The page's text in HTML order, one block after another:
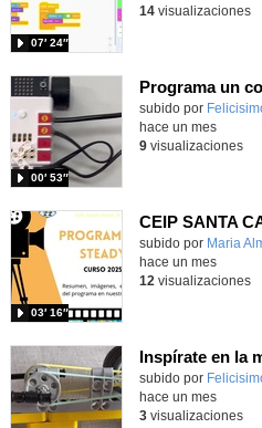
07′ 24″
14visualizaciones
Contenido
subido por
00′ 53″
hace un mes
9visualizaciones
Contenido
subido por Maria
03′ 16″
hace un mes
12 visualizaciones
Contenido
subido por
hace un mes
3visualizaciones